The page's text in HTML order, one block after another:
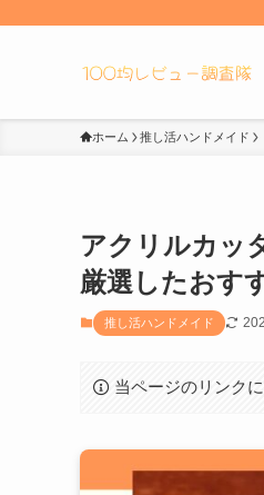
ホーム 推し活ハンドメイド
アクリルカッ
厳選したおす
推し活ハンドメイド
当ページのリンク